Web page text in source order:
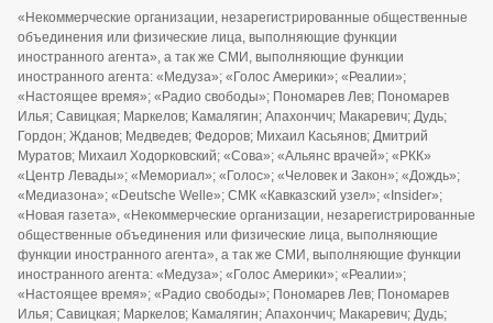
«Некоммерческие организации, незарегистрированные общественные
объединения или физические лица, выполняющие функции
иностранного агента», а так же СМИ, выполняющие функции
иностранного агента: «Медуза»; «Голос Америки»; «Реалии»;
«Настоящее время»; «Радио свободы»; Пономарев Лев; Пономарев
Илья; Савицкая; Маркелов; Камалягин; Апахончич; Макаревич; Дудь;
Гордон; Жданов; Медведев; Федоров; Михаил Касьянов; Дмитрий
Муратов; Михаил Ходорковский; «Сова»; «Альянс врачей»; «РКК»
«Центр Левады»; «Мемориал»; «Голос»; «Человек и Закон»; «Дождь»;
«Медиазона»; «Deutsche Welle»; СМК «Кавказский узел»; «Insider»;
«Новая газета», «Некоммерческие организации, незарегистрированные
общественные объединения или физические лица, выполняющие
функции иностранного агента», а так же СМИ, выполняющие функции
иностранного агента: «Медуза»; «Голос Америки»; «Реалии»;
«Настоящее время»; «Радио свободы»; Пономарев Лев; Пономарев
Илья; Савицкая; Маркелов; Камалягин; Апахончич; Макаревич; Дудь;